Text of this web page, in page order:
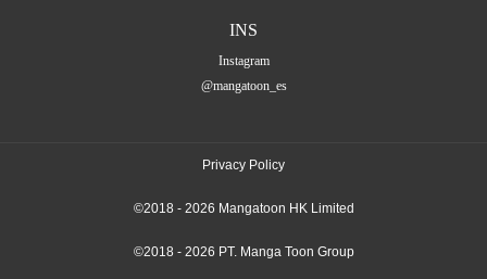
INS
Instagram
@mangatoon_es
Privacy Policy
©2018 - 2026 Mangatoon HK Limited
©2018 - 2026 PT. Manga Toon Group